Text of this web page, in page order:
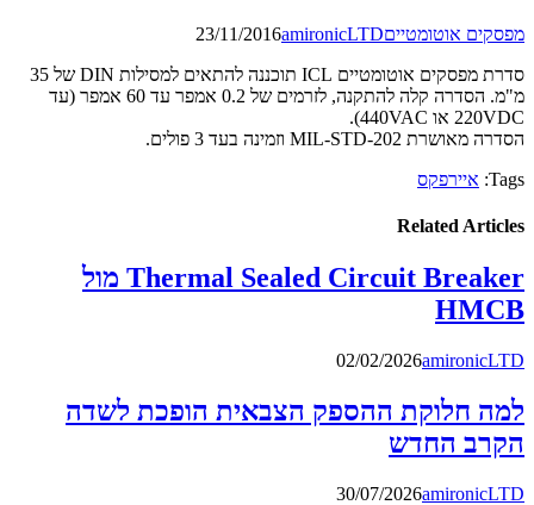
מפסקים אוטומטיים 23/11/2016amironicLTD
סדרת מפסקים אוטומטיים ICL תוכננה להתאים למסילות DIN של 35
מ"מ. הסדרה קלה להתקנה, לזרמים של 0.2 אמפר עד 60 אמפר (עד
220VDC או 440VAC).
הסדרה מאושרת MIL-STD-202 וזמינה בעד 3 פולים.
Tags: איירפקס
Related Articles
Thermal Sealed Circuit Breaker מול
HMCB
02/02/2026amironicLTD
למה חלוקת ההספק הצבאית הופכת לשדה
הקרב החדש
30/07/2026amironicLTD